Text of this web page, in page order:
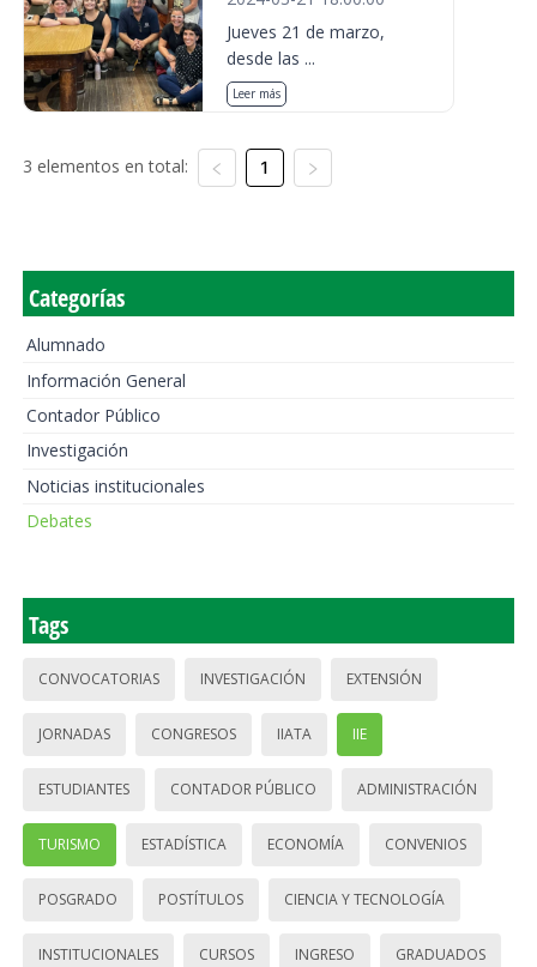
Jueves 21 de marzo,
desde las ...
Leer más
3 elementos en total: 1
Categorías
Alumnado
Información General
Contador Público
Investigación
Noticias institucionales
Debates
Tags
CONVOCATORIAS INVESTIGACIÓN EXTENSIÓN
JORNADAS CONGRESOS IIATA IIE
ESTUDIANTES CONTADOR PÚBLICO ADMINISTRACIÓN
TURISMO ESTADÍSTICA ECONOMÍA CONVENIOS
POSGRADO POSTÍTULOS CIENCIA Y TECNOLOGÍA
INSTITUCIONALES CURSOS INGRESO GRADUADOS